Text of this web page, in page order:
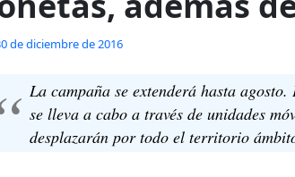
de diciembre de 2016
La campaña se extenderá hasta
se lleva a cabo a través de unidades
desplazarán por todo el territorio